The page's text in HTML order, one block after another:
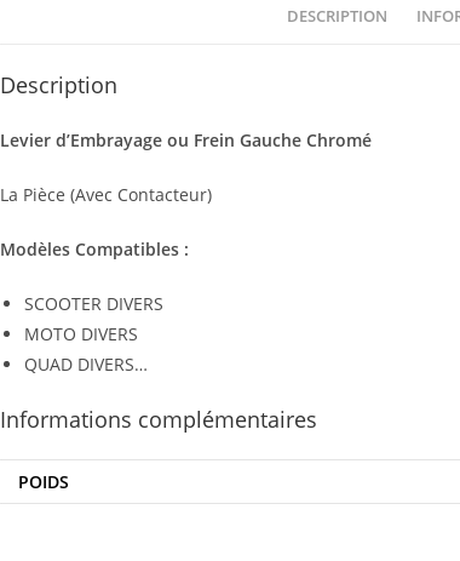
DESCRIPTION
Description
Levier d’Embrayage ou Frein Gauche Chromé
La Pièce (Avec Contacteur)
Modèles Compatibles :
SCOOTER DIVERS
MOTO DIVERS
QUAD DIVERS…
Informations complémentaires
POIDS